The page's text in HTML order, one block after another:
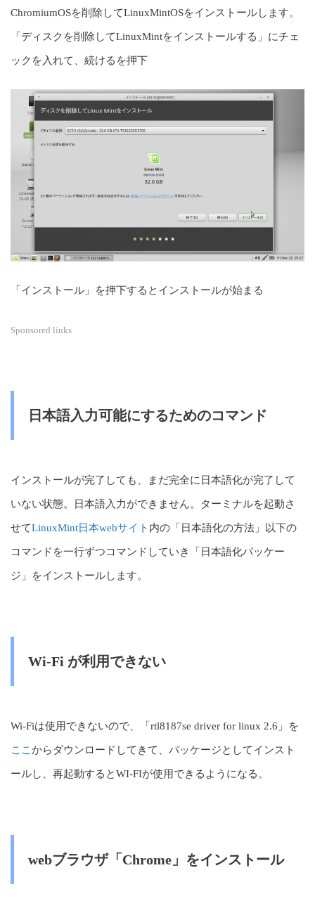
ChromiumOSを削除してLinuxMintOSをインストールします。
「ディスクを削除してLinuxMintをインストールする」にチェ
ックを入れて、続けるを押下
「インストール」を押下するとインストールが始まる
Sponsored links
日本語入力可能にするためのコマンド
インストールが完了しても、まだ完全に日本語化が完了して
いない状態。日本語入力ができません。ターミナルを起動さ
せてLinuxMint日本webサイト 内の「日本語化の方法」以下の
コマンドを一行ずつコマンドしていき「日本語化パッケー
ジ」をインストールします。
Wi-Fi が利用できない
Wi-Fiは使用できないので、「rtl8187se driver for linux 2.6」を
ここ からダウンロードしてきて、パッケージとしてインスト
ールし、再起動するとWI-FIが使用できるようになる。
webブラウザ「Chrome」をインストール